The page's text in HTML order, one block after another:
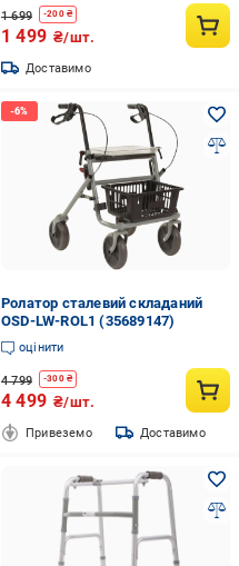
1 699 -200₴
1 499 ₴/шт.
Доставимо
Ролатор сталевий складаний
OSD-LW-ROL1 (35689147)
оцінити
4 799 -300₴
4 499 ₴/шт.
Привеземо Доставимо